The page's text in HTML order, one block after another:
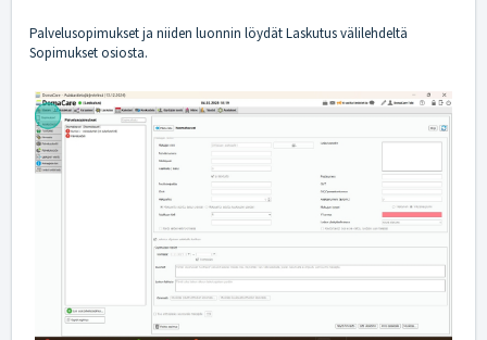
Palvelusopimukset ja niiden luonnin löydät Laskutus välilehdeltä
Sopimukset osiosta.